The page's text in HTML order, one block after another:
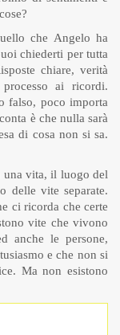
che Angelo ha
chiederti per tutta
chiare, verità
ai ricordi.
falso, poco importa
è che nulla sarà
di cosa non si sa.
una vita, il luogo del
delle vite separate.
ci ricorda che certe
vite che vivono
anche le persone,
e che non si
Ma non esistono